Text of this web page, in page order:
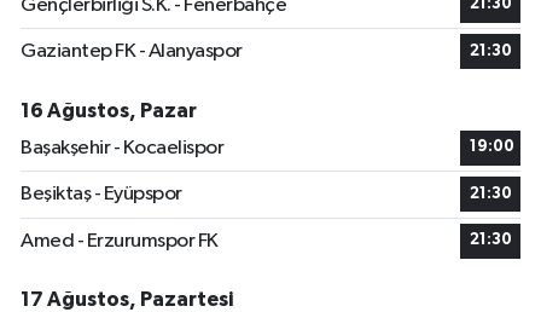
Gençlerbirliği S.K. - Fenerbahçe 21:30
Gaziantep FK - Alanyaspor 21:30
16 Ağustos, Pazar
Başakşehir - Kocaelispor
19:00
Beşiktaş - Eyüpspor 21:30
Amed - Erzurumspor FK 21:30
17 Ağustos, Pazartesi